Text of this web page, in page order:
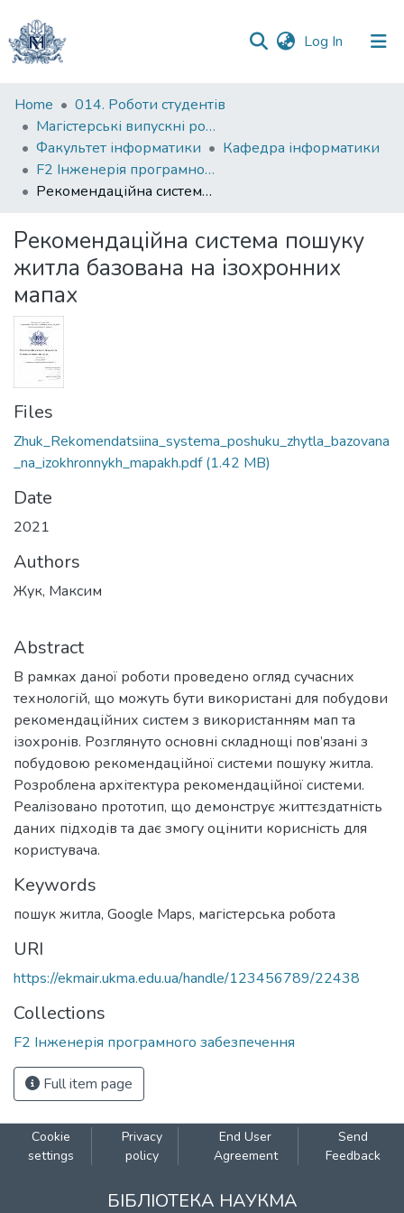
Log In (current)
Communities
&
Collections
All of DSpace
Statistics
Home
014. Роботи студентів
Магістерські випускні роботи
Факультет інформатики
Кафедра інформатики
F2 Інженерія програмного забезпечення
Рекомендаційна система пошуку житла базована на ізохронних мапах
Рекомендаційна система пошуку
житла базована на ізохронних
мапах
Files
Zhuk_Rekomendatsiina_systema_poshuku_zhytla_bazovana
_na_izokhronnykh_mapakh.pdf(1.42 MB)
Date
2021
Authors
Жук, Максим
Abstract
В рамках даної роботи проведено огляд сучасних
технологій, що можуть бути використані для побудови
рекомендаційних систем з використанням мап та
ізохронів. Розглянуто основні складнощі пов’язані з
побудовою рекомендаційної системи пошуку житла.
Розроблена архітектура рекомендаційної системи.
Реалізовано прототип, що демонструє життєздатність
даних підходів та дає змогу оцінити корисність для
користувача.
Keywords
пошук житла, Google Maps, магістерська робота
URI
https://ekmair.ukma.edu.ua/handle/123456789/22438
Collections
F2 Інженерія програмного забезпечення
Full item page
Cookie
settings
Privacy
policy
End User
Agreement
Send
Feedback
БІБЛІОТЕКА НАУКМА